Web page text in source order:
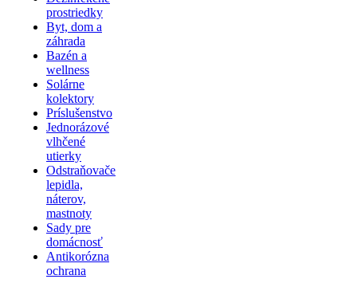
prostriedky
Byt, dom a
záhrada
Bazén a
wellness
Solárne
kolektory
Príslušenstvo
Jednorázové
vlhčené
utierky
Odstraňovače
lepidla,
náterov,
mastnoty
Sady pre
domácnosť
Antikorózna
ochrana